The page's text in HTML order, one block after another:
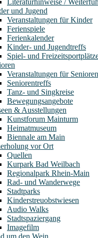
und Jugend
Veranstaltungen für Kinder
Ferienspiele
Ferienkalender
Kinder- und Jugendtreffs
Spiel- und
Veranstaltungen für Senioren
Seniorentreffs
Tanz- und Singkreise
Bewegungsangebote
& Ausstellungen
Kunstforum Mainturm
Heimatmuseum
Biennale am Main
vor Ort
Quellen
Kurpark Bad Weilbach
Regionalpark Rhein-Main
Rad- und Wanderwege
Stadtparks
Kinderstreuobstwiesen
Audio Walks
Stadtspaziergang
Imagefilm
um den Wein